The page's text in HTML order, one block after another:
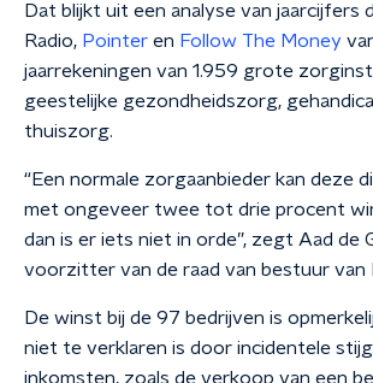
Dat blijkt uit een analyse van jaarcijfers
Radio, Pointer en Follow The Money
jaarrekeningen van 1.959 grote
geestelijke gezondheidszorg,
thuiszorg.
“Een normale zorgaanbieder kan deze
met ongeveer twee tot drie procent
dan is er iets niet in orde”, zegt Aad de
voorzitter van de raad van bestuur van
De winst bij de 97 bedrijven is
niet te verklaren is door incidentele
inkomsten, zoals de verkoop van een